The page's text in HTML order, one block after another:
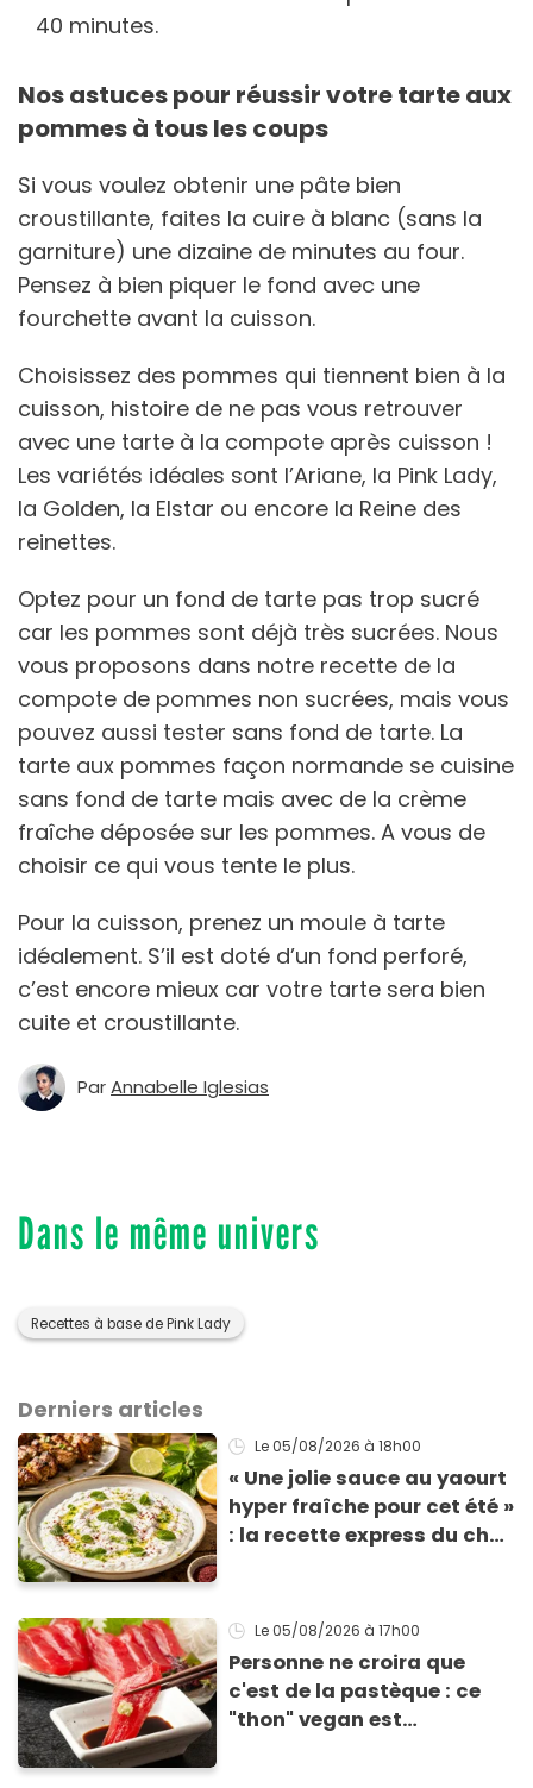
40 minutes.
Nos astuces pour réussir votre tarte aux
pommes à tous les coups
Si vous voulez obtenir une pâte bien
croustillante, faites la cuire à blanc (sans la
garniture) une dizaine de minutes au four.
Pensez à bien piquer le fond avec une
fourchette avant la cuisson.
Choisissez des pommes qui tiennent bien à la
cuisson, histoire de ne pas vous retrouver
avec une tarte à la compote après cuisson !
Les variétés idéales sont l’Ariane, la Pink Lady,
la Golden, la Elstar ou encore la Reine des
reinettes.
Optez pour un fond de tarte pas trop sucré
car les pommes sont déjà très sucrées. Nous
vous proposons dans notre recette de la
compote de pommes non sucrées, mais vous
pouvez aussi tester sans fond de tarte. La
tarte aux pommes façon normande se cuisine
sans fond de tarte mais avec de la crème
fraîche déposée sur les pommes. A vous de
choisir ce qui vous tente le plus.
Pour la cuisson, prenez un moule à tarte
idéalement. S’il est doté d’un fond perforé,
c’est encore mieux car votre tarte sera bien
cuite et croustillante.
ParAnnabelle Iglesias
Dans le même univers
Recettes à base de Pink Lady
Derniers articles
Le 05/08/2026 à 18h00
« Une jolie sauce au yaourt
hyper fraîche pour cet été »
: la recette express du chef
grillades
Le 05/08/2026 à 17h00
Personne ne croira que
c'est de la pastèque : ce
"thon" vegan est